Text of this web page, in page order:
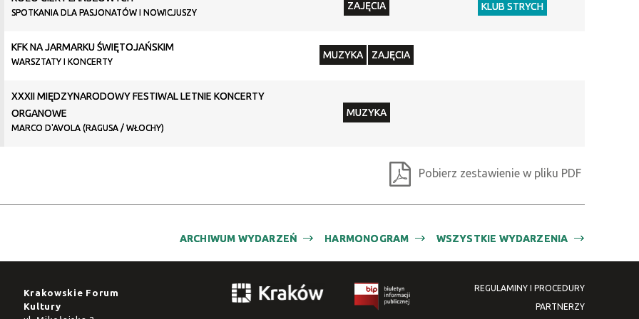
SPOTKANIA DLA PASJONATÓW I NOWICJUSZY
ZAJĘCIA KLUB STRYCH
KFK NA JARMARKU ŚWIĘTOJAŃSKIM
WARSZTATY I KONCERTY
MUZYKA ZAJĘCIA
XXXII MIĘDZYNARODOWY FESTIWAL LETNIE KONCERTY
ORGANOWE
MARCO D'AVOLA (RAGUSA / WŁOCHY)
MUZYKA
Pobierz zestawienie w pliku PDF
WSZYSTKIE WYDARZENIA
HARMONOGRAM
ARCHIWUM WYDARZEŃ
Krakowskie Forum
Kultury
REGULAMINY I PROCEDURY
PARTNERZY